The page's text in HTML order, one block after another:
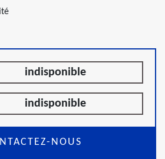
indisponible
indisponible
NOUS